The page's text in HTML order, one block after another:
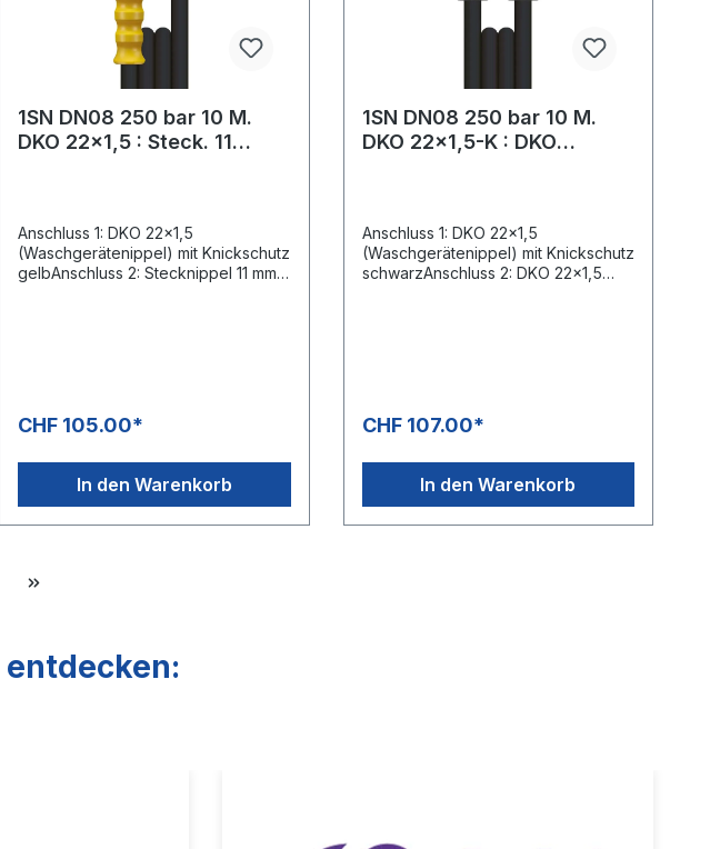
1SN DN08 250 bar 10 M.
DKO 22x1,5 : Steck. 11
Anschluss 1: DKO 22x1,5
(Waschgerätenippel) mit Knickschutz
gelbAnschluss 2: Stecknippel 11 mm
CHF 105.00*
In den Warenkorb
1SN DN08 250 bar 10 M.
DKO 22x1,5-K : DKO
Anschluss 1: DKO 22x1,5
(Waschgerätenippel) mit Knickschutz
schwarzAnschluss 2: DKO 22x1,5
CHF 107.00*
In den Warenkorb